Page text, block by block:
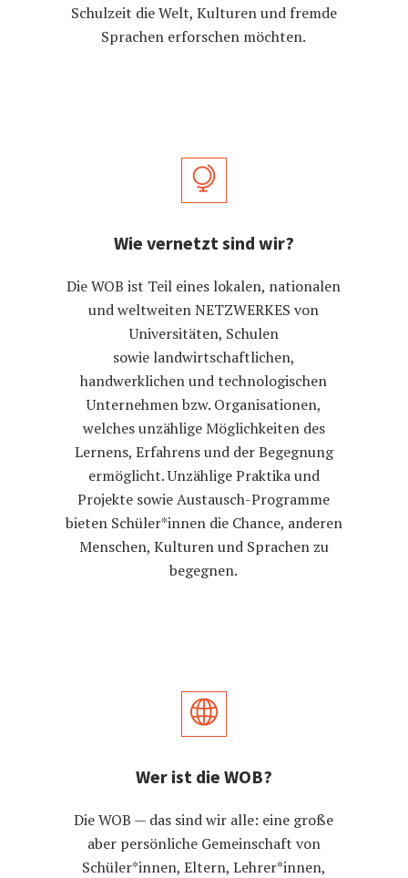
Schulzeit die Welt, Kulturen und fremde
Sprachen erforschen möchten.
Wie vernetzt sind wir?
Die WOB ist Teil eines lokalen, nationalen
und weltweiten NETZWERKES von
Universitäten, Schulen
sowie landwirtschaftlichen,
handwerklichen und technologischen
Unternehmen bzw. Organisationen,
welches unzählige Möglichkeiten des
Lernens, Erfahrens und der Begegnung
ermöglicht. Unzählige Praktika und
Projekte sowie Austausch-Programme
bieten Schüler*innen die Chance, anderen
Menschen, Kulturen und Sprachen zu
begegnen.
Wer ist die WOB?
Die WOB — das sind wir alle: eine große
aber persönliche Gemeinschaft von
Schüler*innen, Eltern, Lehrer*innen,